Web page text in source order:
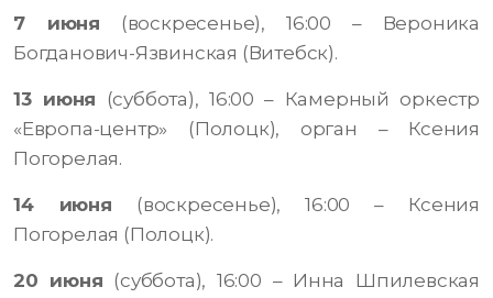
7 июня (воскресенье), 16:00 – Вероника
Богданович-Язвинская (Витебск).
13 июня (суббота), 16:00 – Камерный оркестр
«Европа-центр» (Полоцк), орган – Ксения
Погорелая.
14 июня (воскресенье), 16:00 – Ксения
Погорелая (Полоцк).
20 июня (суббота), 16:00 – Инна Шпилевская